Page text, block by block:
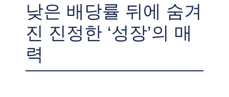
낮은 배당률 뒤에 숨겨
진 진정한 ‘성장’의 매
력